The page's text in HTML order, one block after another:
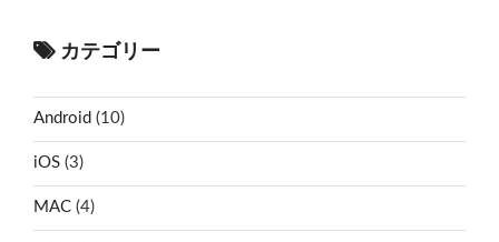
カテゴリー
Android (10)
iOS (3)
MAC (4)